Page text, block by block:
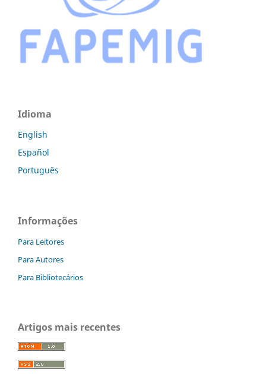
Idioma
English
Español
Português
Informações
Para Leitores
Para Autores
Para Bibliotecários
Artigos mais recentes